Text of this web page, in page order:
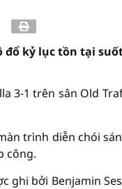
đổ kỷ lục tồn tại
3-1 trên sân Old
trình diễn chói
công.
ghi bởi Benjamin